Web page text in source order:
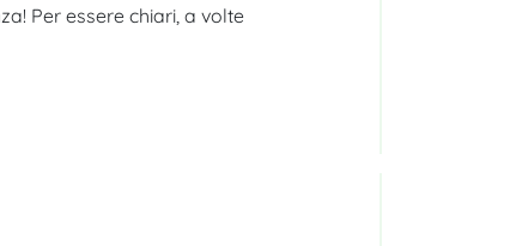
Per essere chiari, a volte